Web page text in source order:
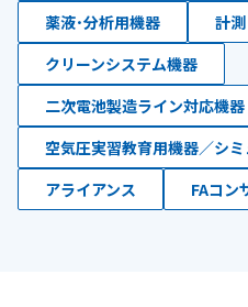
薬液･分析用機器
計測
クリーンシステム機器
二次電池製造ライン対応機器
空気圧実習教育用機器／シ
アライアンス
FAコン